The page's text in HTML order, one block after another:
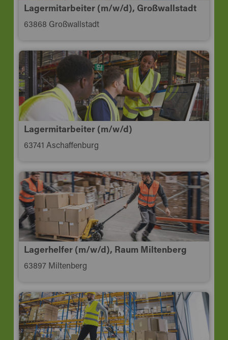
Lagermitarbeiter (m/w/d), Großwallstadt
63868 Großwallstadt
Lagermitarbeiter (m/w/d)
63741 Aschaffenburg
Lagerhelfer (m/w/d), Raum Miltenberg
63897 Miltenberg